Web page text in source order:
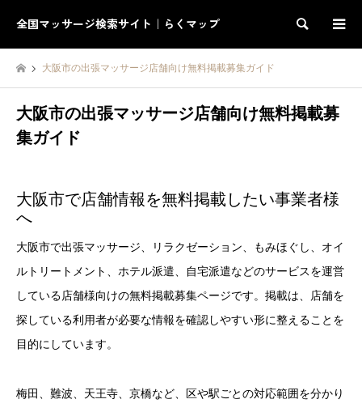
全国マッサージ検索サイト｜らくマップ 検索
大阪市の出張マッサージ店舗向け無料掲載募集ガイド
大阪市の出張マッサージ店舗向け無料掲載募
集ガイド
大阪市で店舗情報を無料掲載したい事業者様
へ
大阪市で出張マッサージ、リラクゼーション、もみほぐし、オイ
ルトリートメント、ホテル派遣、自宅派遣などのサービスを運営
している店舗様向けの無料掲載募集ページです。掲載は、店舗を
探している利用者が必要な情報を確認しやすい形に整えることを
目的にしています。
梅田、難波、天王寺、京橋など、区や駅ごとの対応範囲を分かり